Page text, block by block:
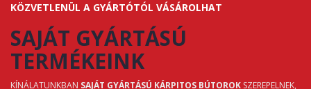
KÖZVETLENÜL A GYÁRTÓTÓL VÁSÁROLHAT
SAJÁT GYÁRTÁSÚ
TERMÉKEINK
KÍNÁLATUNKBAN SAJÁT GYÁRTÁSÚ KÁRPITOS BÚTOROK SZEREPELNEK,